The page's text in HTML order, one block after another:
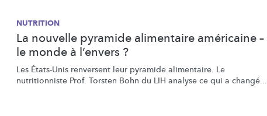
NUTRITION
La nouvelle pyramide alimentaire américaine –
le monde à l’envers ?
Les États-Unis renversent leur pyramide alimentaire. Le
nutritionniste Prof. Torsten Bohn du LIH analyse ce qui a changé...